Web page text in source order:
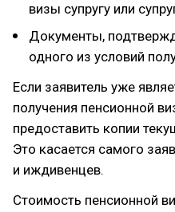
визы супругу или
Документы,
одного из условий
Если заявитель уже
получения пенсионной
предоставить копии
Это касается самого
и иждивенцев.
Стоимость пенсионной